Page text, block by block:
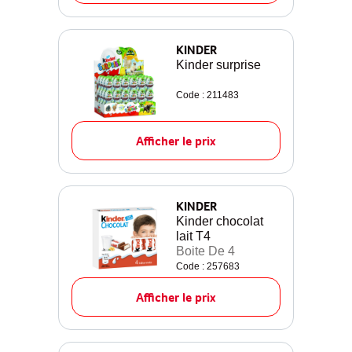
KINDER
Kinder surprise
Code : 211483
Afficher le prix
KINDER
Kinder chocolat
lait T4
Boite De 4
Code : 257683
Afficher le prix